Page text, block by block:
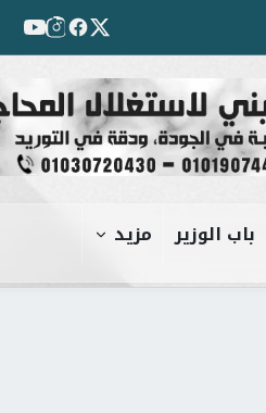
باب الوزير مزيد